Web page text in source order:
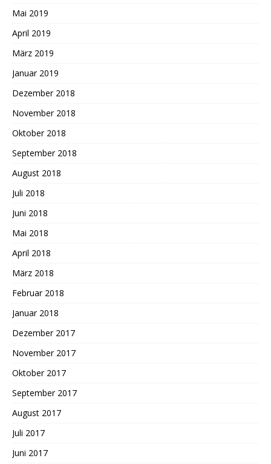
Mai 2019
April 2019
März 2019
Januar 2019
Dezember 2018
November 2018
Oktober 2018
September 2018
August 2018
Juli 2018
Juni 2018
Mai 2018
April 2018
März 2018
Februar 2018
Januar 2018
Dezember 2017
November 2017
Oktober 2017
September 2017
August 2017
Juli 2017
Juni 2017